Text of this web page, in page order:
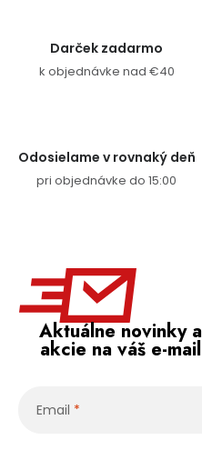
Darček zadarmo
k objednávke nad €40
Odosielame v rovnaký deň
pri objednávke do 15:00
Aktuálne novinky a
akcie na váš e-mail
Email